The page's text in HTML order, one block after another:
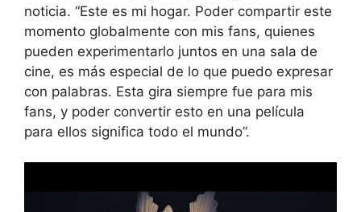
noticia. “Este es mi hogar. Poder compartir este
momento globalmente con mis fans, quienes
pueden experimentarlo juntos en una sala de
cine, es más especial de lo que puedo expresar
con palabras. Esta gira siempre fue para mis
fans, y poder convertir esto en una película
para ellos significa todo el mundo”.